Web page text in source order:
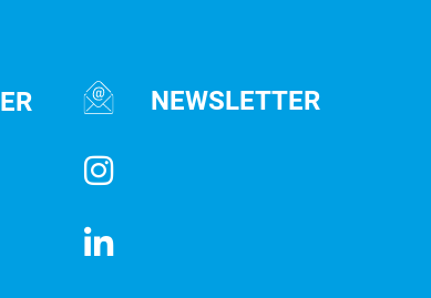
NEWSLETTER